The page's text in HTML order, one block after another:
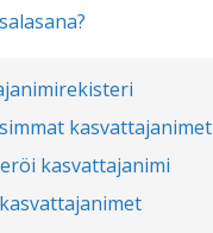
kasvattajanimet
kasvattajanimi